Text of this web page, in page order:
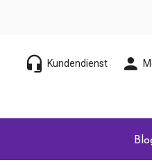
Kundendienst